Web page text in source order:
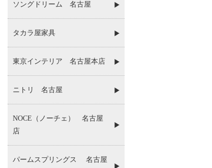
ソングドリーム 名古屋
タカラ屋家具
東京インテリア 名古屋本店
ニトリ 名古屋
NOCE（ノーチェ） 名古屋
店
パームスプリングス 名古屋